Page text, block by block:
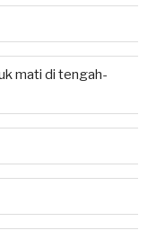
mati di tengah-